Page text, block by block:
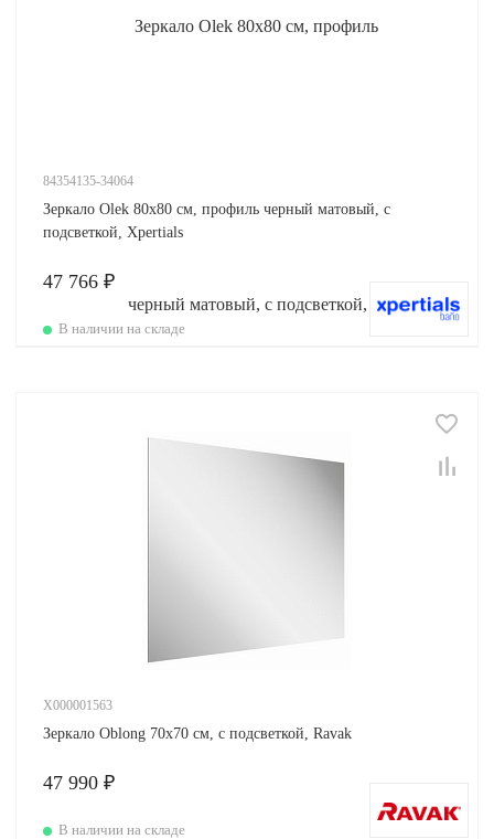
84354135-34064
Зеркало Olek 80х80 см, профиль черный матовый, с
подсветкой, Xpertials
47 766 ₽
В наличии на складе
X000001563
Зеркало Oblong 70х70 см, с подсветкой, Ravak
47 990 ₽
В наличии на складе